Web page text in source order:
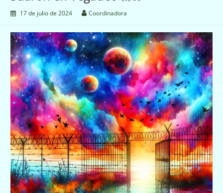
17 de julio de 2024 Coordinadora